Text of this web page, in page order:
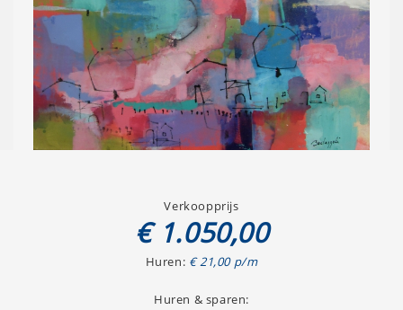
Verkoopprijs
€ 1.050,00
Huren: € 21,00 p/m
Huren & sparen: